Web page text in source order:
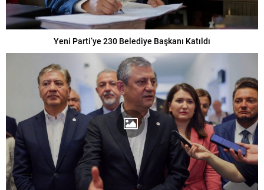
Yeni Parti’ye 230 Belediye Başkanı Katıldı